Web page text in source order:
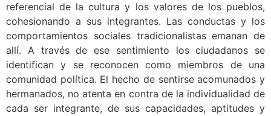
referencial de la cultura y los valores de los pueblos,
cohesionando a sus integrantes. Las conductas y los
comportamientos sociales tradicionalistas emanan de
allí. A través de ese sentimiento los ciudadanos se
identifican y se reconocen como miembros de una
comunidad política. El hecho de sentirse acomunados y
hermanados, no atenta en contra de la individualidad de
cada ser integrante, de sus capacidades, aptitudes y